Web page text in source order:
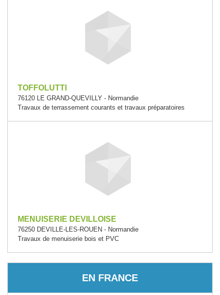
TOFFOLUTTI
76120 LE GRAND-QUEVILLY - Normandie
Travaux de terrassement courants et travaux préparatoires
MENUISERIE DEVILLOISE
76250 DEVILLE-LES-ROUEN - Normandie
Travaux de menuiserie bois et PVC
EN FRANCE